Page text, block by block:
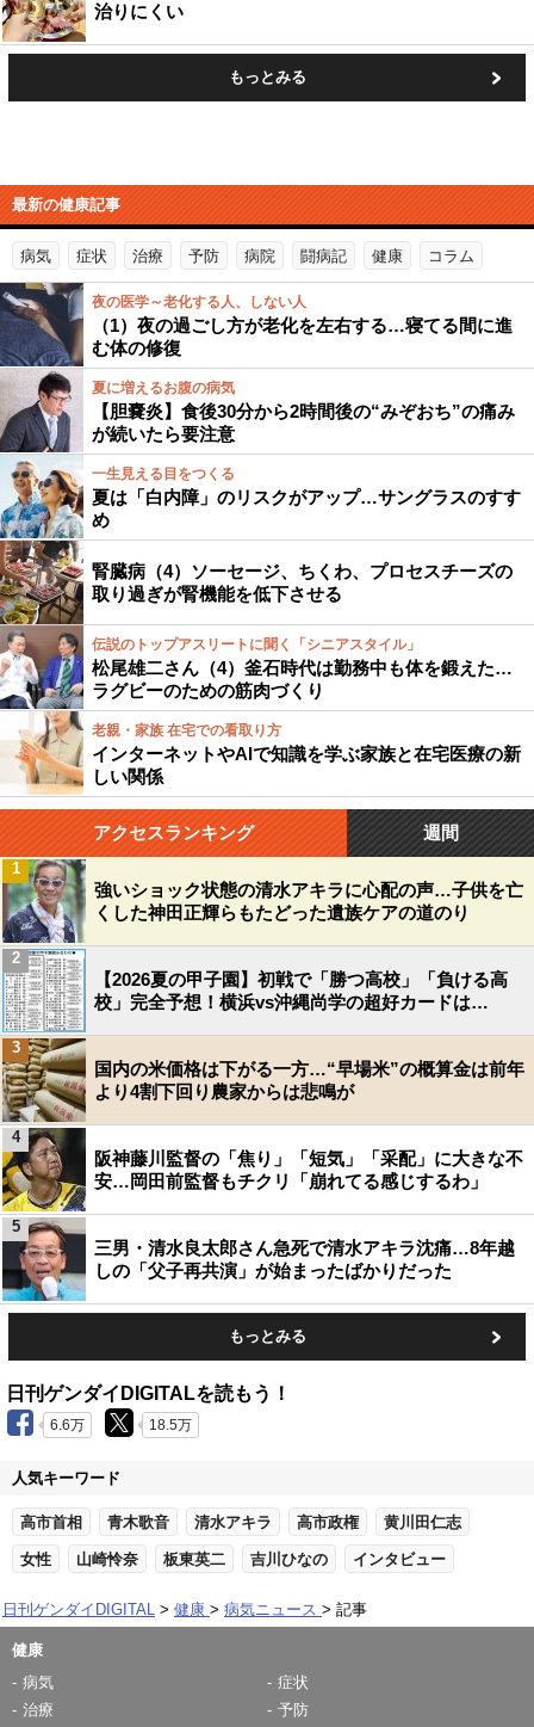
治りにくい
もっとみる
最新の健康記事
病気 症状 治療 予防 病院 闘病記 健康 コラム
夜の医学～老化する人、しない人
（1）夜の過ごし方が老化を左右する…寝てる間に進
む体の修復
夏に増えるお腹の病気
【胆嚢炎】食後30分から2時間後の“みぞおち”の痛み
が続いたら要注意
一生見える目をつくる
夏は「白内障」のリスクがアップ…サングラスのすす
め
腎臓病（4）ソーセージ、ちくわ、プロセスチーズの
取り過ぎが腎機能を低下させる
伝説のトップアスリートに聞く「シニアスタイル」
松尾雄二さん（4）釜石時代は勤務中も体を鍛えた…
ラグビーのための筋肉づくり
老親・家族 在宅での看取り方
インターネットやAIで知識を学ぶ家族と在宅医療の新
しい関係
アクセスランキング 週間
強いショック状態の清水アキラに心配の声…子供を亡
くした神田正輝らもたどった遺族ケアの道のり
1
【2026夏の甲子園】初戦で「勝つ高校」「負ける高
校」完全予想！横浜vs沖縄尚学の超好カードは…
2
国内の米価格は下がる一方…“早場米”の概算金は前年
より4割下回り農家からは悲鳴が
3
阪神藤川監督の「焦り」「短気」「采配」に大きな不
安…岡田前監督もチクリ「崩れてる感じするわ」
4
三男・清水良太郎さん急死で清水アキラ沈痛…8年越
しの「父子再共演」が始まったばかりだった
5
もっとみる
日刊ゲンダイDIGITALを読もう！
6.6万 18.5万
人気キーワード
高市首相 青木歌音 清水アキラ 高市政権 黄川田仁志
女性 山崎怜奈 板東英二 吉川ひなの インタビュー
日刊ゲンダイDIGITAL 健康 病気ニュース 記事
健康
病気
症状
治療
予防